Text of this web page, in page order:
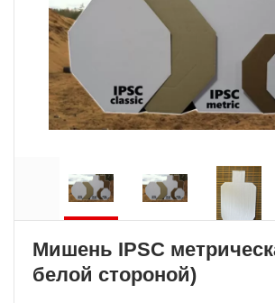
Мишень IPSC
белой стороной)